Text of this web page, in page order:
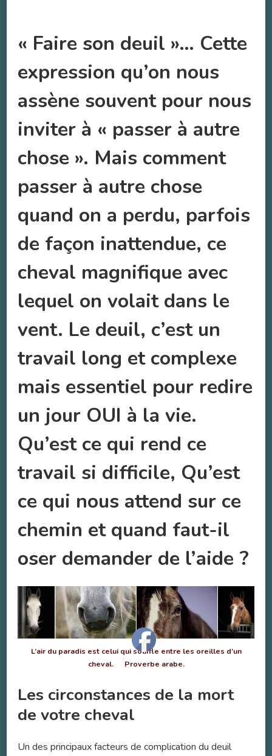
« Faire son deuil »… Cette
expression qu’on nous
assène souvent pour nous
inviter à « passer à autre
chose ». Mais comment
passer à autre chose
quand on a perdu, parfois
de façon inattendue, ce
cheval magnifique avec
lequel on volait dans le
vent. Le deuil, c’est un
travail long et complexe
mais essentiel pour redire
un jour OUI à la vie.
Qu’est ce qui rend ce
travail si difficile, Qu’est
ce qui nous attend sur ce
chemin et quand faut-il
oser demander de l’aide ?
L’air du paradis est celui qui souffle entre les oreilles d’un
cheval. Proverbe arabe.
Les circonstances de la mort
de votre cheval
Un des principaux facteurs de complication du deuil